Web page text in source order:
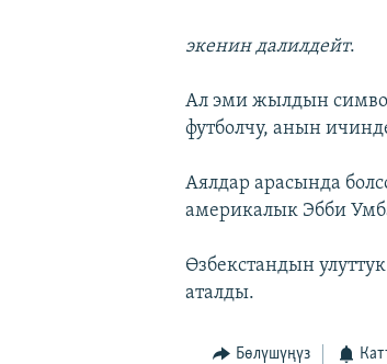
экенин далилдейт.
Ал эми жылдын
футболчу, анын
Аялдар арасында
америкалык Эбби
Өзбекстандын
аталды.
Бөлүшүңүз